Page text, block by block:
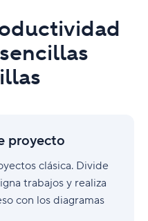
proyecto
clásica. Divide
trabajos y realiza
con los diagramas